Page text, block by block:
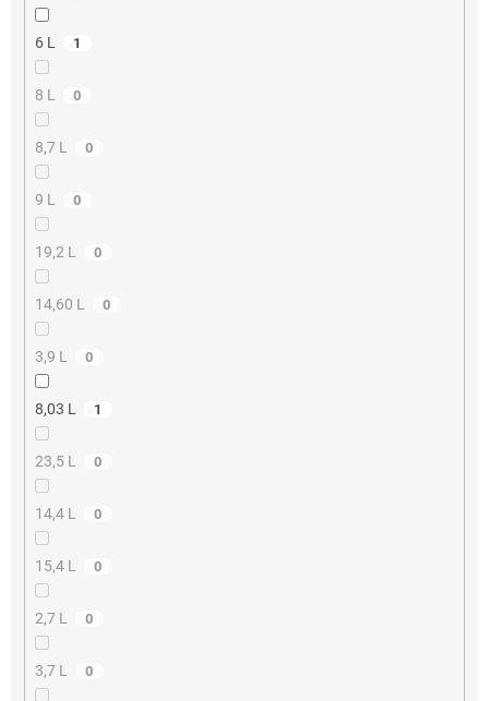
6 L 1
8 L 0
8,7 L 0
9 L 0
19,2 L 0
14,60 L 0
3,9 L 0
8,03 L 1
23,5 L 0
14,4 L 0
15,4 L 0
2,7 L 0
3,7 L 0